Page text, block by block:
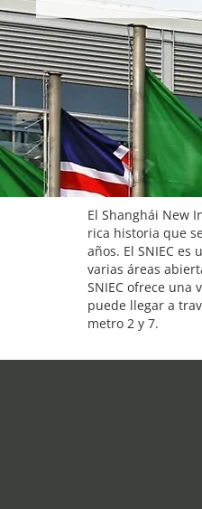
El Shanghái New
rica historia que
años. El SNIEC
varias áreas
SNIEC ofrece una
puede llegar a
metro 2 y 7.